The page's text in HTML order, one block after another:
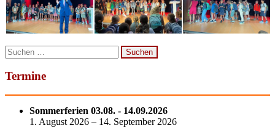
Suchen
nach:
Termine
Sommerferien 03.08. - 14.09.2026
1. August 2026 – 14. September 2026